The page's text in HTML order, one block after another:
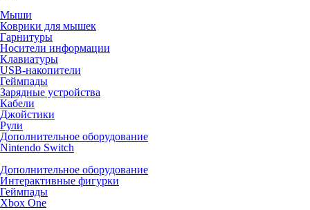
Мыши
Коврики для мышек
Гарнитуры
Носители информации
Клавиатуры
USB-накопители
Геймпады
Зарядные устройства
Кабели
Джойстики
Рули
Дополнительное оборудование
Nintendo Switch
Дополнительное оборудование
Интерактивные фигурки
Геймпады
Xbox One